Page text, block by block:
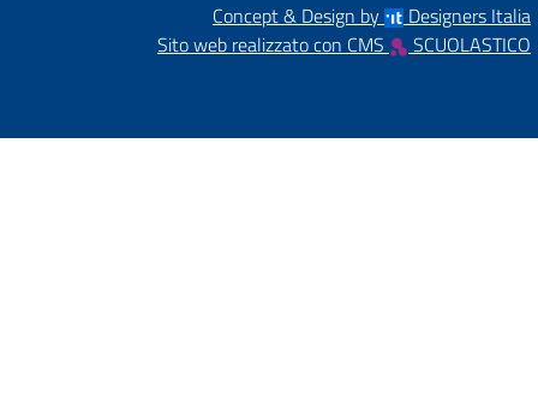
Concept & Design by
Designers Italia
Sito web realizzato con CMS
SCUOLASTICO